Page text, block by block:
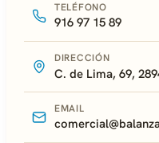
TELÉFONO
916 97 15 89
DIRECCIÓN
C. de Lima, 69,
EMAIL